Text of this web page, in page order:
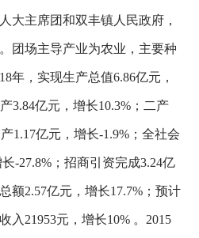
大主席团和双丰镇人民政府，
团场主导产业为农业，主要种
年，实现生产总值6.86亿元，
3.84亿元，增长10.3%；二产
1.17亿元，增长-1.9%；全社会
-27.8%；招商引资完成3.24亿
额2.57亿元，增长17.7%；预计
入21953元，增长10% 。2015